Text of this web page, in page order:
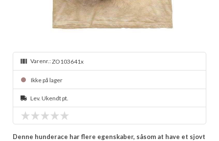
Varenr.:ZO103641x
Ikke på lager
Lev. Ukendt pt.
Denne hunderace har flere egenskaber, såsom at have et sjovt